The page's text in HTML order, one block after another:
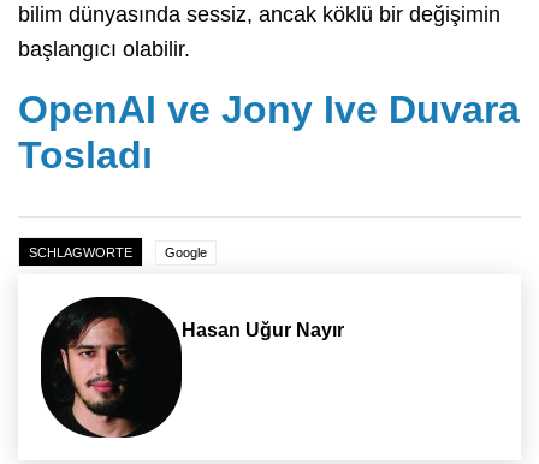
bilim dünyasında sessiz, ancak köklü bir değişimin
başlangıcı olabilir.
OpenAI ve Jony Ive Duvara
Tosladı
SCHLAGWORTE Google
Hasan Uğur Nayır